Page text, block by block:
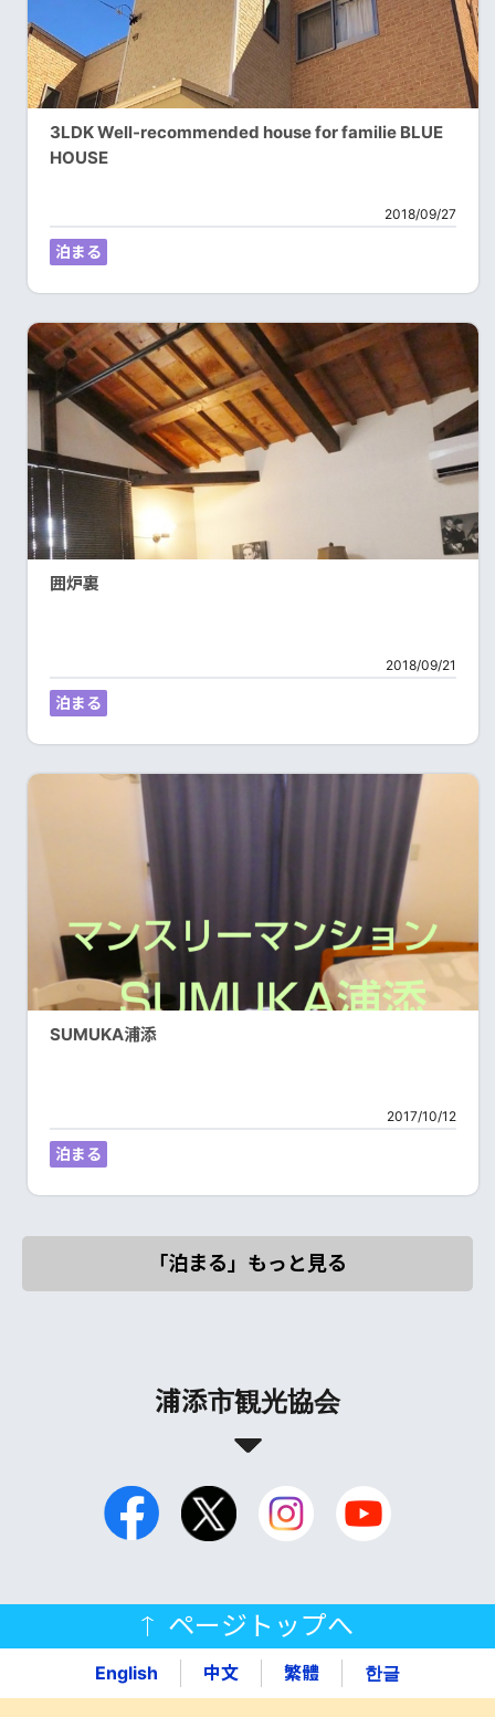
3LDK Well-recommended house for familie BLUE
HOUSE
2018/09/27
泊まる
囲炉裏
2018/09/21
泊まる
SUMUKA浦添
2017/10/12
泊まる
「泊まる」もっと見る
浦添市観光協会
ページトップへ
English 中文 繁體 한글